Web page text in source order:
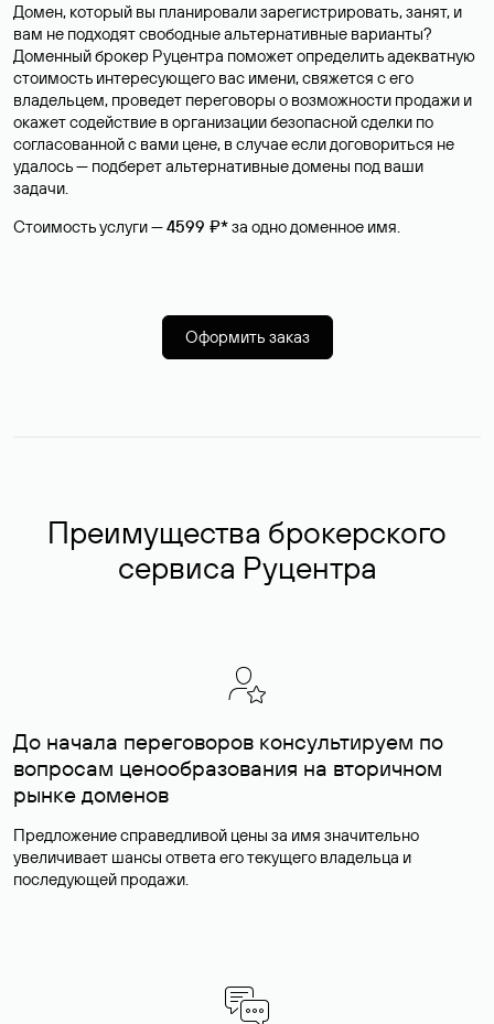
Домен, который вы планировали зарегистрировать, занят, и
вам не подходят свободные альтернативные варианты?
Доменный брокер Руцентра поможет определить адекватную
стоимость интересующего вас имени, свяжется с его
владельцем, проведет переговоры о возможности продажи и
окажет содействие в организации безопасной сделки по
согласованной с вами цене, в случае если договориться не
удалось — подберет альтернативные домены под ваши
задачи.
Стоимость услуги —4599 ₽*за одно доменное имя.
Оформить заказ
Преимущества брокерского
сервиса Руцентра
До начала переговоров консультируем по
вопросам ценообразования на вторичном
рынке доменов
Предложение справедливой цены за имя значительно
увеличивает шансы ответа его текущего владельца и
последующей продажи.